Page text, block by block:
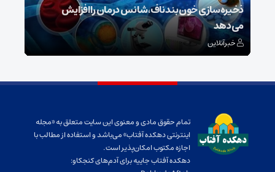
ذخیره‌سازی خون بند ناف، شانس درمان را افزایش
می‌دهد
خبرآنلاین
تمام حقوق مادی و معنوی این سایت متعلق به «مجله
اینترنتی دهکده آفتاب» می‌باشد و استفاده از مطالب با
اجازه مکتوب امکان‌پذیر است.
دهکده آفتاب جاییه برای آدم‌های کنجکاو: